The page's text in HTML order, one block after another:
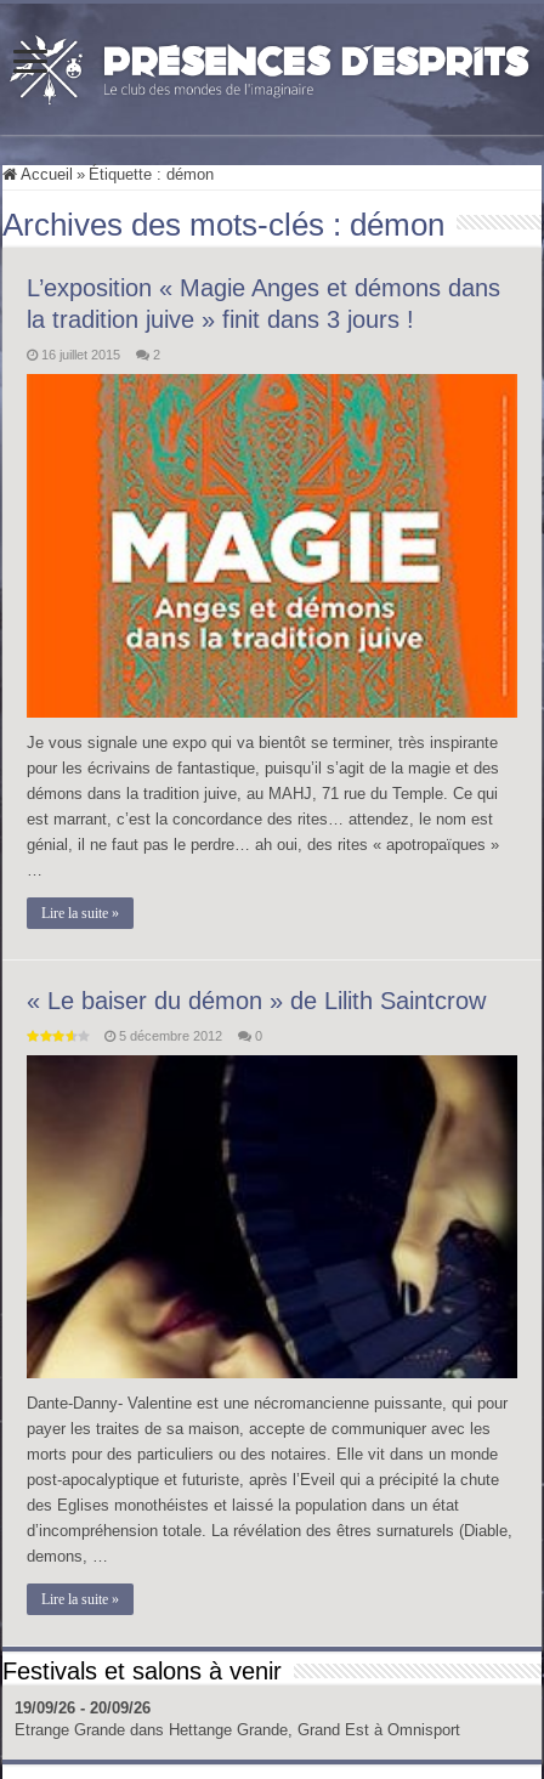
Accueil » Étiquette :démon
Archives des mots-clés : démon
L’exposition « Magie Anges et démons dans
la tradition juive » finit dans 3 jours !
16 juillet 2015 2
Je vous signale une expo qui va bientôt se terminer, très inspirante
pour les écrivains de fantastique, puisqu’il s’agit de la magie et des
démons dans la tradition juive, au MAHJ, 71 rue du Temple. Ce qui
est marrant, c’est la concordance des rites… attendez, le nom est
génial, il ne faut pas le perdre… ah oui, des rites « apotropaïques »
Lire la suite »
« Le baiser du démon » de Lilith Saintcrow
5 décembre 2012 0
Dante-Danny- Valentine est une nécromancienne puissante, qui pour
payer les traites de sa maison, accepte de communiquer avec les
morts pour des particuliers ou des notaires. Elle vit dans un monde
post-apocalyptique et futuriste, après l’Eveil qui a précipité la chute
des Eglises monothéistes et laissé la population dans un état
d’incompréhension totale. La révélation des êtres surnaturels (Diable,
demons, …
Lire la suite »
Festivals et salons à venir
19/09/26 - 20/09/26
Etrange Grande dans Hettange Grande, Grand Est à Omnisport